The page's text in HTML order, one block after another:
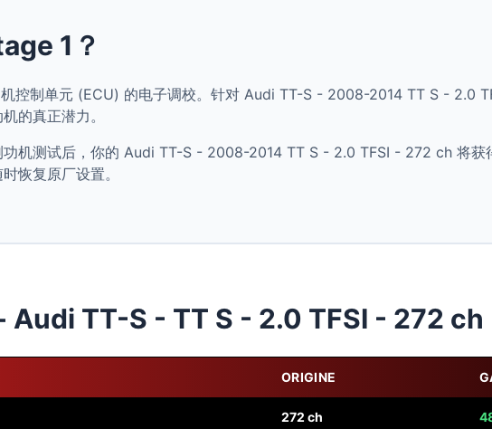
1？
控制单元 (ECU) 的电子调校。针对 Audi TT-S - 2008-2014 TT S - 2.0
的真正潜力。
功机测试后，你的 Audi TT-S - 2008-2014 TT S - 2.0 TFSI - 272 ch 将获
恢复原厂设置。
Audi TT-S - TT S - 2.0 TFSI - 272 ch
ORIGINE
272 ch